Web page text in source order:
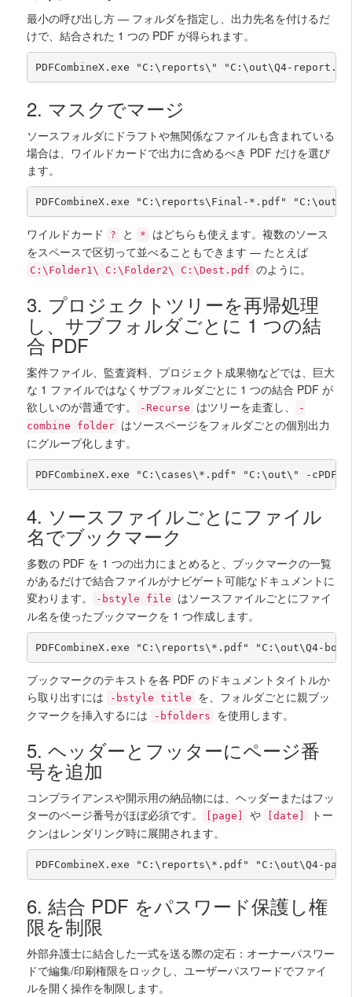
最小の呼び出し方 — フォルダを指定し、出力先名を付けるだ
けで、結合された 1 つの PDF が得られます。
PDFCombineX.exe "C:\reports\" "C:\out\Q4-
2. マスクでマージ
ソースフォルダにドラフトや無関係なファイルも含まれている
場合は、ワイルドカードで出力に含めるべき PDF だけを選び
ます。
PDFCombineX.exe "C:\reports\Final-*.pdf"
ワイルドカード ? と *
はどちらも使えます。複数のソース
をスペースで区切って並べることもできます — たとえば
C:\Folder1\ C:\Folder2\ C:\Dest.pdf のように。
3. プロジェクトツリーを再帰処理
し、サブフォルダごとに 1 つの結
合 PDF
案件ファイル、監査資料、プロジェクト成果物などでは、巨大
な 1 ファイルではなくサブフォルダごとに 1 つの結合 PDF が
欲しいのが普通です。
-Recurse はツリーを走査し、
-
combine folder はソースページをフォルダごとの個別出力
にグループ化します。
PDFCombineX.exe "C:\cases\*.pdf" "C:\out\" -cPDF
4. ソースファイルごとにファイル
名でブックマーク
多数の PDF を 1 つの出力にまとめると、ブックマークの一覧
があるだけで結合ファイルがナビゲート可能なドキュメントに
変わります。
-bstyle file
はソースファイルごとにファイ
ル名を使ったブックマークを 1 つ作成します。
PDFCombineX.exe "C:\reports\*.pdf" "C:\out\Q4-
ブックマークのテキストを各 PDF のドキュメントタイトルか
ら取り出すには
-bstyle title
を、フォルダごとに親ブッ
クマークを挿入するには
-bfolders を使用します。
5. ヘッダーとフッターにページ番
号を追加
コンプライアンスや開示用の納品物には、ヘッダーまたはフッ
ターのページ番号がほぼ必須です。
[page] や [date]
トー
クンはレンダリング時に展開されます。
PDFCombineX.exe "C:\reports\*.pdf" "C:\out\Q4-
6. 結合 PDF をパスワード保護し権
限を制限
外部弁護士に結合した一式を送る際の定石：オーナーパスワー
ドで編集/印刷権限をロックし、ユーザーパスワードでファイ
ルを開く操作を制限します。